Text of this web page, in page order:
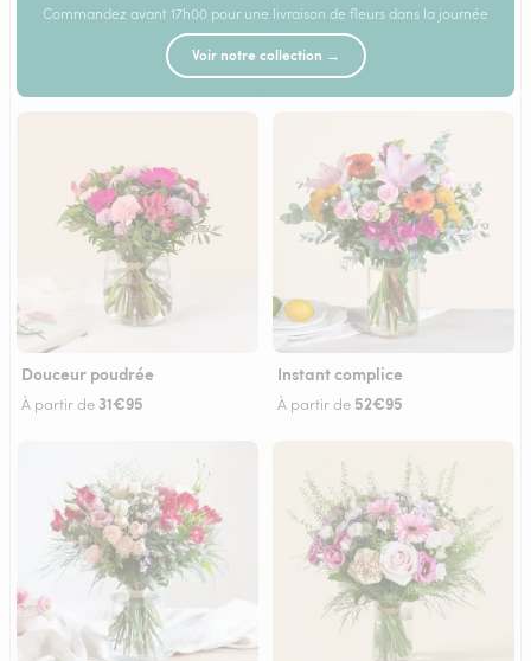
Commandez avant 17h00 pour une livraison de fleurs dans la journée
Voir notre collection →
Douceur poudrée
À partir de 31€95
Instant complice
À partir de 52€95